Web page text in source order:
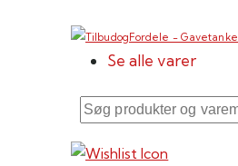
Se alle varer
Søg
og